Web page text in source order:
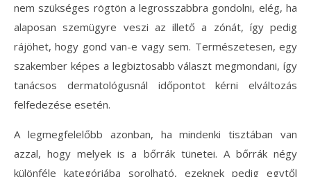
nem szükséges rögtön a legrosszabbra gondolni, elég, ha
alaposan szemügyre veszi az illető a zónát, így pedig
rájöhet, hogy gond van-e vagy sem. Természetesen, egy
szakember képes a legbiztosabb választ megmondani, így
tanácsos dermatológusnál időpontot kérni elváltozás
felfedezése esetén.
A legmegfelelőbb azonban, ha mindenki tisztában van
azzal, hogy melyek is a bőrrák tünetei. A bőrrák négy
különféle kategóriába sorolható, ezeknek pedig egytől